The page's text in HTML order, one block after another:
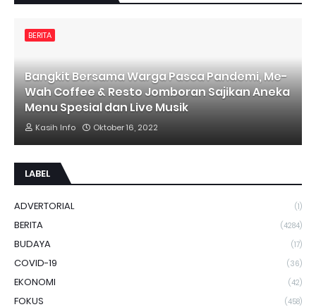
BERITA
Bangkit Bersama Warga Pasca Pandemi, Me-
Wah Coffee & Resto Jomboran Sajikan Aneka
Menu Spesial dan Live Musik
Kasih Info Oktober 16, 2022
LABEL
ADVERTORIAL (1)
BERITA (4284)
BUDAYA (17)
COVID-19 (36)
EKONOMI (42)
FOKUS (458)